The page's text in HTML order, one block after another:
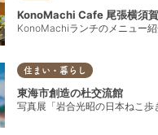
KonoMachi Cafe 尾張横須賀
KonoMachiランチのメニュー紹
住まい・暮らし
東海市創造の杜交流館
写真展「岩合光昭の日本ねこ歩